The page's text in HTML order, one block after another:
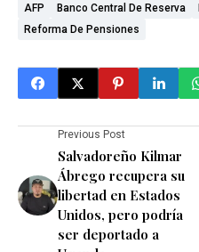
AFP Banco Central De Reserva
Reforma De Pensiones
Previous Post
Salvadoreño Kilmar
Ábrego recupera su
libertad en Estados
Unidos, pero podría
ser deportado a